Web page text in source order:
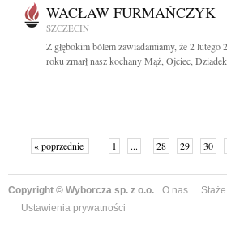
WACŁAW FURMAŃCZYK
SZCZECIN
Z głębokim bólem zawiadamiamy, że 2 lutego
roku zmarł nasz kochany Mąż, Ojciec,
« poprzednie 1 ... 28 29 30
Copyright © Wyborcza sp. z o.o. O nas
Ustawienia prywatności